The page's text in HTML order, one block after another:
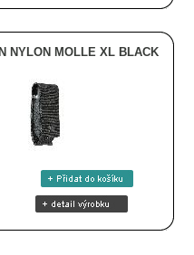
NYLON MOLLE XL BLACK